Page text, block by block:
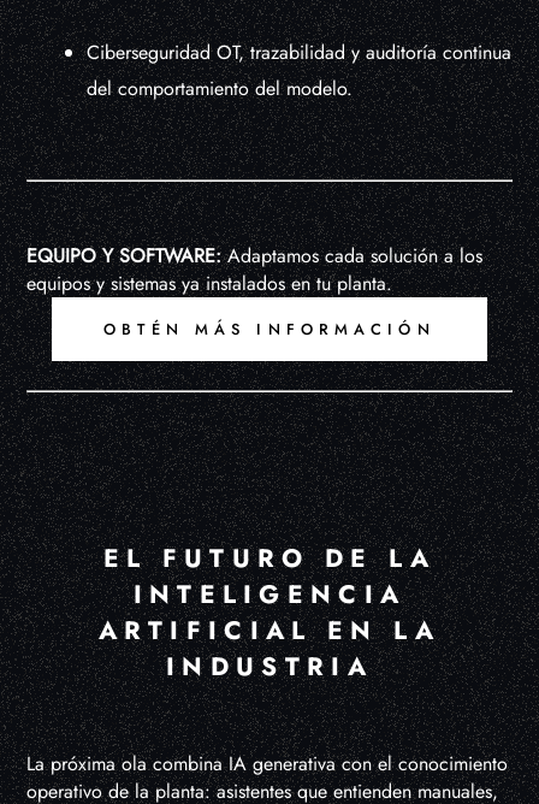
Ciberseguridad OT, trazabilidad y auditoría continua
del comportamiento del modelo.
EQUIPO Y SOFTWARE:Adaptamos cada solución a los
equipos y sistemas ya instalados en tu planta.
OBTÉN MÁS INFORMACIÓN
EL FUTURO DE LA
INTELIGENCIA
ARTIFICIAL EN LA
INDUSTRIA
La próxima ola combina IA generativa con el conocimiento
operativo de la planta: asistentes que entienden manuales,